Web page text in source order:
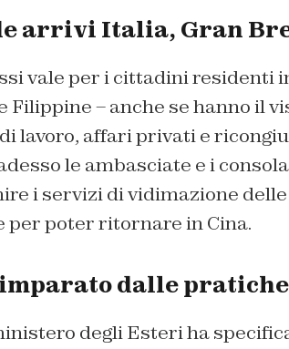
arrivi Italia, Gran
vale per i cittadini residenti
Filippine – anche se hanno il
lavoro, affari privati e
le ambasciate e i
i servizi di vidimazione
per poter ritornare in Cina.
dalle
degli Esteri ha